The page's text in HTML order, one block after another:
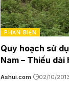
PHẢN BIỆN
Quy hoạch sử
Nam – Thiếu dài
Ashui.com 02/10/2013